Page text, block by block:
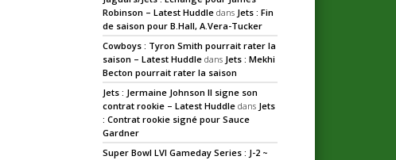
Robinson – Latest Huddle dans Jets : Fin
de saison pour B.Hall, A.Vera-Tucker
Cowboys : Tyron Smith pourrait rater la
saison – Latest Huddle dans Jets : Mekhi
Becton pourrait rater la saison
Jets : Jermaine Johnson II signe son
contrat rookie – Latest Huddle dans Jets
: Contrat rookie signé pour Sauce
Gardner
Super Bowl LVI Gameday Series : J-2 ~